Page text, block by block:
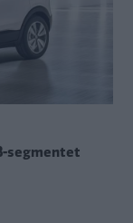
segmentet